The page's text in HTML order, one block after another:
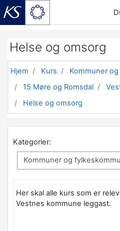
Helse og omsorg
Hjem Kurs
Kommuner
15 Møre og Romsdal
Helse og omsorg
Kategorier:
Her skal alle kurs som er
Vestnes kommune leggast.